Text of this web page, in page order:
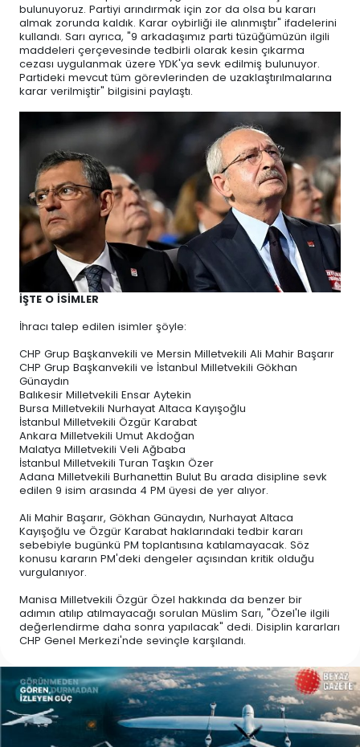
bulunuyoruz. Partiyi arındırmak için zor da olsa bu kararı
almak zorunda kaldık. Karar oybirliği ile alınmıştır" ifadelerini
kullandı. Sarı ayrıca, "9 arkadaşımız parti tüzüğümüzün ilgili
maddeleri çerçevesinde tedbirli olarak kesin çıkarma
cezası uygulanmak üzere YDK'ya sevk edilmiş bulunuyor.
Partideki mevcut tüm görevlerinden de uzaklaştırılmalarına
karar verilmiştir" bilgisini paylaştı.
İŞTE O İSİMLER
İhracı talep edilen isimler şöyle:
CHP Grup Başkanvekili ve Mersin Milletvekili Ali Mahir Başarır
CHP Grup Başkanvekili ve İstanbul Milletvekili Gökhan
Günaydın
Balıkesir Milletvekili Ensar Aytekin
Bursa Milletvekili Nurhayat Altaca Kayışoğlu
İstanbul Milletvekili Özgür Karabat
Ankara Milletvekili Umut Akdoğan
Malatya Milletvekili Veli Ağbaba
İstanbul Milletvekili Turan Taşkın Özer
Adana Milletvekili Burhanettin Bulut Bu arada disipline sevk
edilen 9 isim arasında 4 PM üyesi de yer alıyor.
Ali Mahir Başarır, Gökhan Günaydın, Nurhayat Altaca
Kayışoğlu ve Özgür Karabat haklarındaki tedbir kararı
sebebiyle bugünkü PM toplantısına katılamayacak. Söz
konusu kararın PM'deki dengeler açısından kritik olduğu
vurgulanıyor.
Manisa Milletvekili Özgür Özel hakkında da benzer bir
adımın atılıp atılmayacağı sorulan Müslim Sarı, "Özel'le ilgili
değerlendirme daha sonra yapılacak" dedi. Disiplin kararları
CHP Genel Merkezi'nde sevinçle karşılandı.